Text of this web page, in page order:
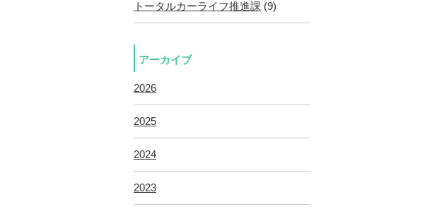
トータルカーライフ推進課 (9)
アーカイブ
2026
2025
2024
2023